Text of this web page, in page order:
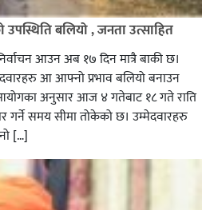
बलियो , जनता उत्साहित
आउन अब १७ दिन मात्रै बाकी छ।
आ आफ्नो प्रभाव बलियो बनाउन
अनुसार आज ४ गतेबाट १८ गते राति
गर्ने समय सीमा तोकेको छ। उम्मेदवारहरु
[…]